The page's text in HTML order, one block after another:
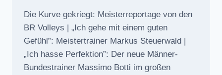
Die Kurve gekriegt: Meisterreportage von den
BR Volleys | „Ich gehe mit einem guten
Gefühl”: Meistertrainer Markus Steuerwald |
„Ich hasse Perfektion”: Der neue Männer-
Bundestrainer Massimo Botti im großen